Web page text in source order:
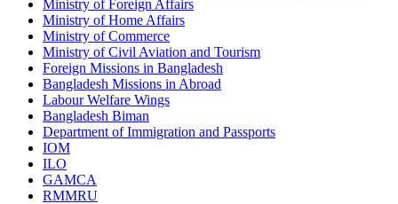
Ministry of Foreign Affairs
Ministry of Home Affairs
Ministry of Commerce
Ministry of Civil Aviation and Tourism
Foreign Missions in Bangladesh
Bangladesh Missions in Abroad
Labour Welfare Wings
Bangladesh Biman
Department of Immigration and Passports
IOM
ILO
GAMCA
RMMRU